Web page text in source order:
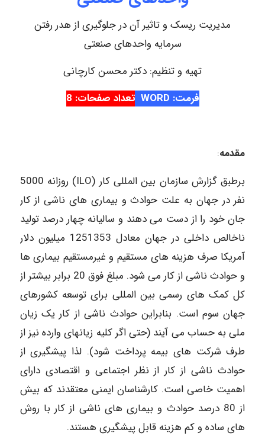
مدیریت ریسک و تاثیر آن در جلوگیری از هدر رفتن
سرمایه واحدهای صنعتی
تهیه و تنظیم: دکتر محسن کارچانی
فرمت: WORD
تعداد صفحات: 8
مقدمه:
برطبق گزارش سازمان بین المللی کار (ILO) روزانه 5000
نفر در جهان به علت حوادث و بیماری های ناشی از کار
جان خود را از دست می دهند و سالیانه چهار درصد تولید
ناخالص داخلی در جهان معادل 1251353 میلیون دلار
آمریکا صرف هزینه های مستقیم و غیرمستقیم بیماری ها
و حوادث ناشی از کار می شود. مبلغ فوق 20 برابر بیشتر از
کل کمک های رسمی بین المللی برای توسعه کشورهای
جهان سوم است. بنابراین حوادث ناشی از کار یک زیان
ملی به حساب می آیند (حتی اگر کلیه زیانهای وارده نیز از
طرف شرکت های بیمه پرداخت شود). لذا پیشگیری از
حوادث ناشی از کار از نظر اجتماعی و اقتصادی دارای
اهمیت خاصی است. کارشناسان ایمنی معتقدند که بیش
از 80 درصد حوادث و بیماری های ناشی از کار با روش
های ساده و کم هزینه قابل پیشگیری هستند.